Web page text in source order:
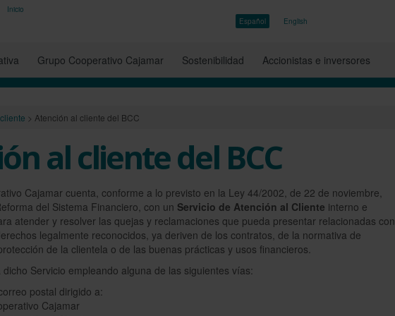
Español English
Grupo Cooperativo Cajamar Sostenibilidad Accionistas e inversores
> Atención al cliente del BCC
al cliente del BCC
Cajamar cuenta, conforme a lo previsto en la Ley 44/2002, de 22 de noviembre,
del Sistema Financiero, con un Servicio de Atención al Cliente interno e
atender y resolver las quejas y reclamaciones que pueda presentar relacionadas con
legalmente reconocidos, ya deriven de los contratos, de la normativa de
de la clientela o de las buenas prácticas y usos financieros.
Servicio empleando alguna de las siguientes vías:
postal dirigido a:
Cajamar